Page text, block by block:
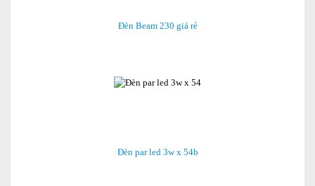
Đèn Beam 230 giá rẻ
Đèn par led 3w x 54b